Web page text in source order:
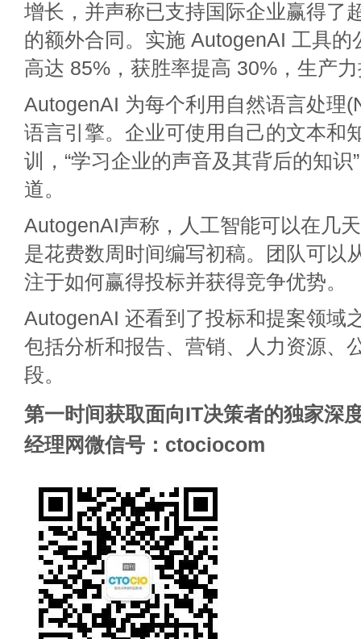
增长，并声称已支持国际企业赢得了
的额外合同。实施 AutogenAI 工具的
高达 85%，获胜率提高 30%，生产
AutogenAI 为每个利用自然语言处理
语言引擎。企业可使用自己的文本和
训，“学习企业的声音及其背后的知识
道。
AutogenAI声称，人工智能可以在几
是花费数周时间编写初稿。团队可以
注于如何赢得投标并获得竞争优势。
AutogenAI 还看到了投标和提案领域
包括分析和报告、营销、人力资源、
段。
第一时间获取面向IT决策者的独家深
经理网微信号：ctociocom